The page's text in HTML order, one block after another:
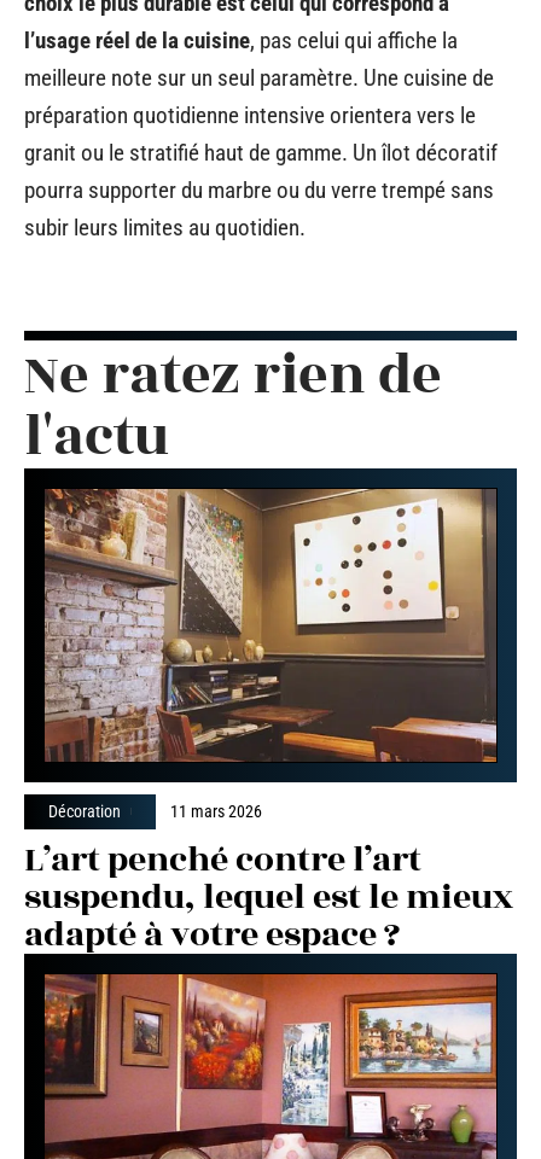
l’usage réel de la cuisine, pas celui qui affiche la
meilleure note sur un seul paramètre. Une cuisine de
préparation quotidienne intensive orientera vers le
granit ou le stratifié haut de gamme. Un îlot décoratif
pourra supporter du marbre ou du verre trempé sans
subir leurs limites au quotidien.
Ne ratez rien de
l'actu
Décoration 11 mars 2026
L’art penché contre l’art
suspendu, lequel est le mieux
adapté à votre espace ?